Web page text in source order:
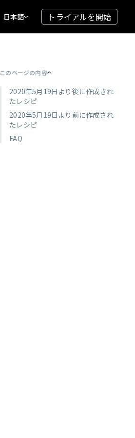
日本語 トライアルを開始
このページの内容
2020年5月19日より後に作成され
たレシピ
2020年5月19日より前に作成され
たレシピ
FAQ